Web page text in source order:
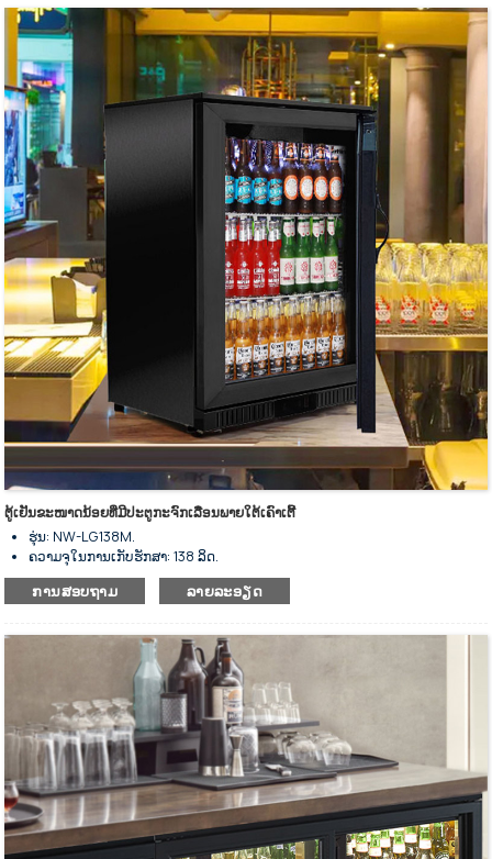
ນຽມ.
ມີຫຼາຍຂະໜາດໃຫ້ເລືອກ.
ເຄື່ອງຄວບຄຸມອຸນຫະພູມດິຈິຕອນ.
ຊັ້ນວາງທີ່ທົນທານສາມາດປັບໄດ້.
ການໃຊ້ພະລັງງານຕໍ່າ ແລະ ສຽງລົບກວນຕໍ່າ.
ແຜງປະຕູເລື່ອນແມ່ນເຮັດດ້ວຍແກ້ວທີ່ມີຄວາມທົນທານ.
ປະຕູປິດອັດຕະໂນມັດດ້ວຍກະແຈລັອກປະຕູ.
ສຳເລັດຮູບດ້ວຍການເຄືອບດ້ວຍຜົງ.
ສີດຳເປັນສີມາດຕະຖານ, ສີອື່ນໆສາມາດປັບແຕ່ງໄດ້.
ດ້ວຍແຜ່ນກະດານຂະຫຍາຍອອກເປັນເຄື່ອງລະເຫີຍ.
ລໍ້ລຸ່ມສຳລັບການວາງທີ່ຍືດຫຍຸ່ນ.
ຕູ້ເຢັນຂະໜາດນ້ອຍທີ່ມີປະຕູກະຈົກເລື່ອນພາຍໃຕ້ເຄົາເຕີ້
ຮຸ່ນ: NW-LG138M.
ຄວາມຈຸໃນການເກັບຮັກສາ: 138 ລິດ.
ຕູ້ເຢັນແບບບາດ້ານຫຼັງຂະໜາດກະທັດຮັດປະຕູດຽວ
ດ້ວຍລະບົບເຮັດຄວາມເຢັນທີ່ມີພັດລົມຊ່ວຍ.
ພື້ນຜິວດ້ວຍການເຄືອບຜົງຊັ້ນສູງ.
ມີຫຼາຍຂະໜາດໃຫ້ເລືອກ.
ພາຍນອກເຮັດດ້ວຍເຫຼັກສະແຕນເລດ ແລະ ພາຍໃນເຮັດດ້ວຍອາລູມີນຽມ.
ຕົວຄວບຄຸມອຸນຫະພູມດິຈິຕອນ ແລະ ໜ້າຈໍສະແດງຜົນ.
ຊັ້ນວາງພາຍໃນມີນ້ຳໜັກຫຼາຍ ແລະ ສາມາດປັບໄດ້.
ການໃຊ້ພະລັງງານຕໍ່າ ແລະ ສຽງລົບກວນຕໍ່າ.
ແຜງປະຕູສະແຕນເລດທີ່ມີໂຟມຢູ່ດ້ານໃນ.
ມີກະແຈລັອກປະຕູ ແລະ ປະเก็นແມ່ເຫຼັກ.
ປະຕິບັດໄດ້ດີໃນການສນວນກັນຄວາມຮ້ອນ.
ດ້ວຍແຜ່ນກະດານຂະຫຍາຍອອກເປັນເຄື່ອງລະເຫີຍ.
ລໍ້ລຸ່ມສຳລັບການວາງທີ່ຍືດຫຍຸ່ນ.
ການສອບຖາມ ລາຍລະອຽດ